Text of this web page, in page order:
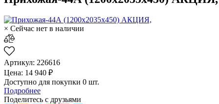
× Сейчас нет в наличии
Артикул: 226616
Цена: 14 940 ₽
Доступно для покупки 0 шт.
Подробнее
Поделитесь с друзьями